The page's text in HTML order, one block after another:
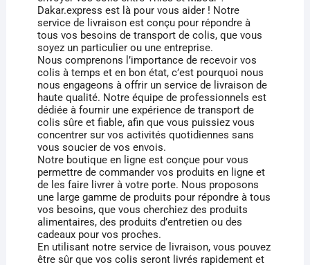
Dakar.express est là pour vous aider ! Notre
service de livraison est conçu pour répondre à
tous vos besoins de transport de colis, que vous
soyez un particulier ou une entreprise.
Nous comprenons l’importance de recevoir vos
colis à temps et en bon état, c’est pourquoi nous
nous engageons à offrir un service de livraison de
haute qualité. Notre équipe de professionnels est
dédiée à fournir une expérience de transport de
colis sûre et fiable, afin que vous puissiez vous
concentrer sur vos activités quotidiennes sans
vous soucier de vos envois.
Notre boutique en ligne est conçue pour vous
permettre de commander vos produits en ligne et
de les faire livrer à votre porte. Nous proposons
une large gamme de produits pour répondre à tous
vos besoins, que vous cherchiez des produits
alimentaires, des produits d’entretien ou des
cadeaux pour vos proches.
En utilisant notre service de livraison, vous pouvez
être sûr que vos colis seront livrés rapidement et